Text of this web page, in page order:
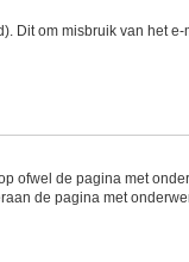
Dit om misbruik van het
ofwel de pagina met
de pagina met